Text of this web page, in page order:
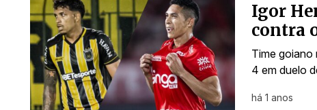
Igor
contra
Time goiano
4 em duelo
há 1 anos